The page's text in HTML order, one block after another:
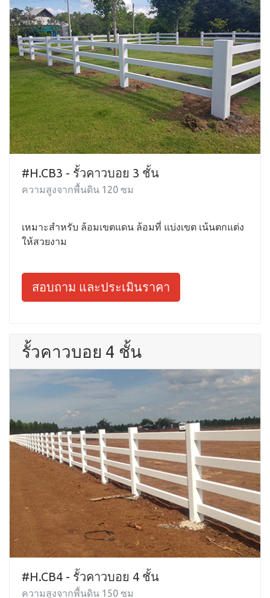
#H.CB3 - รั้วคาวบอย 3 ชั้น
ความสูงจากพื้นดิน 120 ซม
เหมาะสำหรับ ล้อมเขตแดน ล้อมที่ แบ่งเขต เน้นตกแต่ง
ให้สวยงาม
สอบถาม และประเมินราคา
รั้วคาวบอย 4 ชั้น
#H.CB4 - รั้วคาวบอย 4 ชั้น
ความสูงจากพื้นดิน 150 ซม